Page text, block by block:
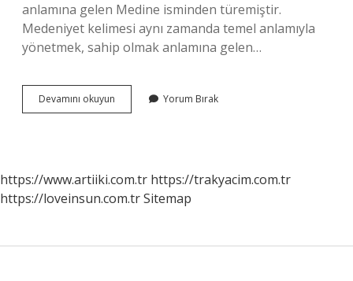
anlamına gelen Medine isminden türemiştir.
Medeniyet kelimesi aynı zamanda temel anlamıyla
yönetmek, sahip olmak anlamına gelen…
Devamını okuyun Medeniyet
Kelimesinin
Yorum Bırak
https://www.artiiki.com.tr https://trakyacim.com.tr
https://loveinsun.com.trSitemap